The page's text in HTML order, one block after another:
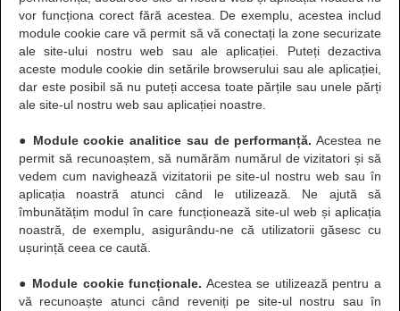
vor funcționa corect fără acestea. De exemplu, acestea includ
module cookie care vă permit să vă conectați la zone securizate
ale site-ului nostru web sau ale aplicației. Puteți dezactiva
aceste module cookie din setările browserului sau ale aplicației,
dar este posibil să nu puteți accesa toate părțile sau unele părți
ale site-ul nostru web sau aplicației noastre.
● Module cookie analitice sau de performanță. Acestea ne
permit să recunoaștem, să numărăm numărul de vizitatori și să
vedem cum navighează vizitatorii pe site-ul nostru web sau în
aplicația noastră atunci când le utilizează. Ne ajută să
îmbunătățim modul în care funcționează site-ul web și aplicația
noastră, de exemplu, asigurându-ne că utilizatorii găsesc cu
ușurință ceea ce caută.
● Module cookie funcționale. Acestea se utilizează pentru a
vă recunoaște atunci când reveniți pe site-ul nostru sau în